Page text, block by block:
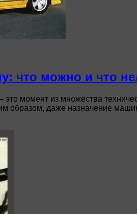
что можно и что
момент из множества
образом, даже назначение